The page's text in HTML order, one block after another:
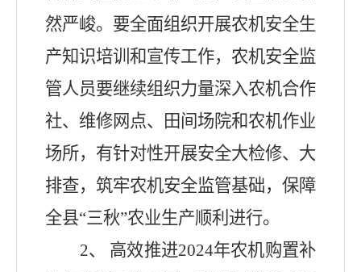
然严峻。要全面组织开展农机安全生
产知识培训和宣传工作，农机安全监
管人员要继续组织力量深入农机合作
社、维修网点、田间场院和农机作业
场所，有针对性开展安全大检修、大
排查，筑牢农机安全监管基础，保障
全县“三秋”农业生产顺利进行。
2、 高效推进2024年农机购置补